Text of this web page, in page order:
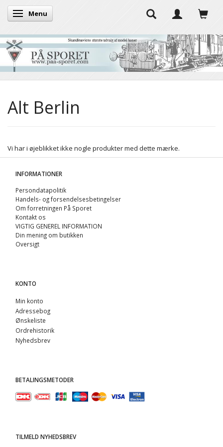
Skifte navigation
Menu
Alt Berlin
Vi har i øjeblikket ikke nogle produkter med dette mærke.
INFORMATIONER
Persondatapolitik
Handels- og forsendelsesbetingelser
Om forretningen På Sporet
Kontakt os
VIGTIG GENEREL INFORMATION
Din mening om butikken
Oversigt
KONTO
Min konto
Adressebog
Ønskeliste
Ordrehistorik
Nyhedsbrev
BETALINGSMETODER
TILMELD NYHEDSBREV